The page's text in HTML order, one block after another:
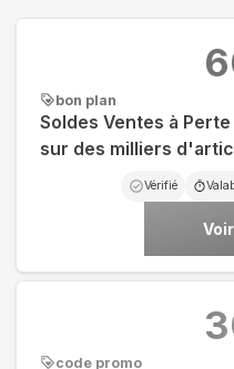
bon plan
Soldes Ventes à
sur des milliers
Vérifié
code promo